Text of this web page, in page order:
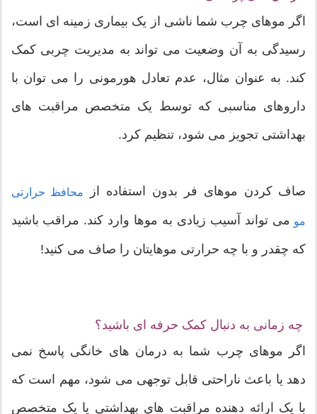
اگر موهای چرب شما ناشی از یک بیماری زمینه ای است،
رسیدگی به آن وضعیت می تواند به مدیریت چربی کمک
کند. به عنوان مثال، عدم تعادل هورمونی را می توان با
داروهای مناسبی که توسط یک متخصص مراقبت های
بهداشتی تجویز می شود، تنظیم کرد.
صاف کردن موهای فر بدون استفاده از محافظ حرارتی
مو می تواند آسیب زیادی به موها وارد کند. مراقب باشید
که چقدر و با چه حرارتی موهایتان را صاف می کنید!
چه زمانی به دنبال کمک حرفه ای باشید؟
اگر موهای چرب شما به درمان های خانگی پاسخ نمی
دهد یا باعث ناراحتی قابل توجهی می شود، مهم است که
با یک ارائه دهنده مراقبت های بهداشتی یا یک متخصص